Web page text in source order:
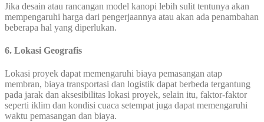
Jika desain atau rancangan model kanopi lebih sulit tentunya akan
mempengaruhi harga dari pengerjaannya atau akan ada penambahan
beberapa hal yang diperlukan.
6. Lokasi Geografis
Lokasi proyek dapat memengaruhi biaya pemasangan atap
membran, biaya transportasi dan logistik dapat berbeda tergantung
pada jarak dan aksesibilitas lokasi proyek, selain itu, faktor-faktor
seperti iklim dan kondisi cuaca setempat juga dapat memengaruhi
waktu pemasangan dan biaya.